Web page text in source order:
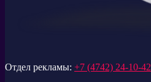
Отдел рекламы: +7 (4742) 24-10-42